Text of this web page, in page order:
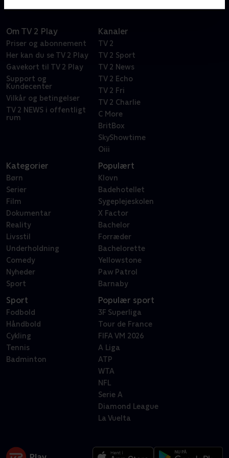
Om TV 2 Play
Priser og abonnement
Her kan du se TV 2 Play
Gavekort til TV 2 Play
Support og
Kundecenter
Vilkår og betingelser
TV 2 NEWS i offentligt
rum
Kanaler
TV 2
TV 2 Sport
TV 2 News
TV 2 Echo
TV 2 Fri
TV 2 Charlie
C More
BritBox
SkyShowtime
Oiii
Kategorier
Børn
Serier
Film
Dokumentar
Reality
Livsstil
Underholdning
Comedy
Nyheder
Sport
Populært
Klovn
Badehotellet
Sygeplejeskolen
X Factor
Bachelor
Forræder
Bachelorette
Yellowstone
Paw Patrol
Barnaby
Sport
Fodbold
Håndbold
Cykling
Tennis
Badminton
Populær sport
3F Superliga
Tour de France
FIFA VM 2026
A Liga
ATP
WTA
NFL
Serie A
Diamond League
La Vuelta